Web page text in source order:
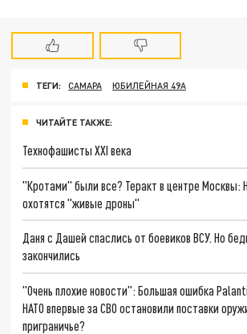
ТЕГИ: САМАРА ЮБИЛЕЙНАЯ 49А
ЧИТАЙТЕ ТАКЖЕ:
Технофашисты XXI века
"Кротами" были все? Теракт в центре Москвы:
охотятся "живые дроны"
Даня с Дашей спаслись от боевиков ВСУ. Но
закончились
"Очень плохие новости": Большая ошибка
НАТО впервые за СВО остановили поставки
приграничье?